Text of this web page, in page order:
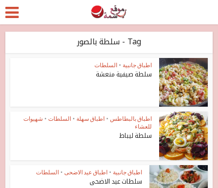
Tag - سلطة بالصور
اطباق جانبية • السلطات
سلطة صيفية منعشة
اطباق بالبطاطس • اطباق سهلة • السلطات • شهيوات
للعشاء
سلطة ليباط
اطباق جانبية • اطباق عيد الاضحى • السلطات
سلطات عيد الاضحى